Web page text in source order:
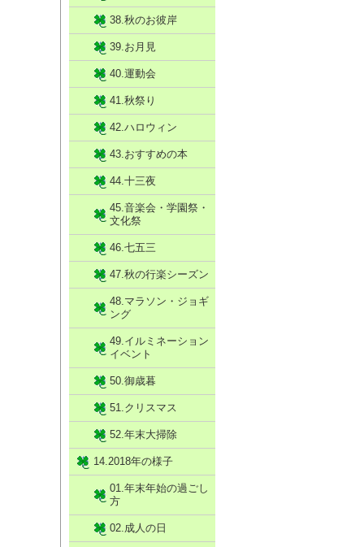
38.秋のお彼岸
39.お月見
40.運動会
41.秋祭り
42.ハロウィン
43.おすすめの本
44.十三夜
45.音楽会・学園祭・
文化祭
46.七五三
47.秋の行楽シーズン
48.マラソン・ジョギ
ング
49.イルミネーション
イベント
50.御歳暮
51.クリスマス
52.年末大掃除
14.2018年の様子
01.年末年始の過ごし
方
02.成人の日